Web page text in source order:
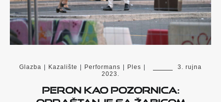
Glazba | Kazalište | Performans | Ples |
3. rujna
2023.
Peron kao pozornica: